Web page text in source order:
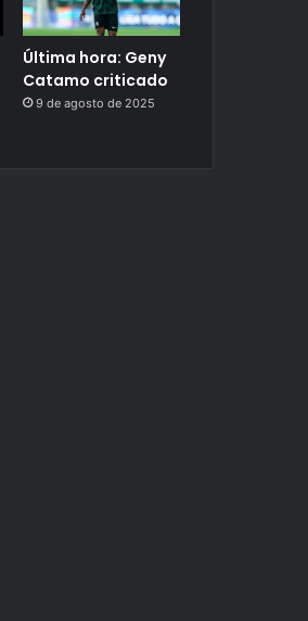
Última hora: Geny
Catamo criticado
9 de agosto de 2025